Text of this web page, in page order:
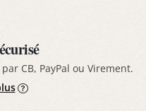
CB, PayPal ou Virement.